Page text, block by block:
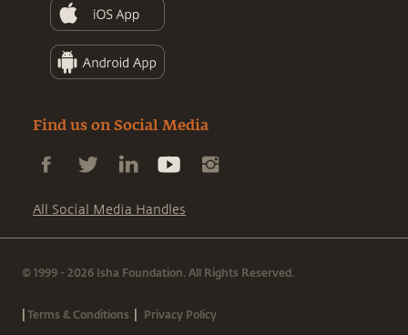
Find us on Social Media
All Social Media Handles
© 1999 - 2026 Isha Foundation. All Rights Reserved.
|Terms & Conditions | Privacy Policy